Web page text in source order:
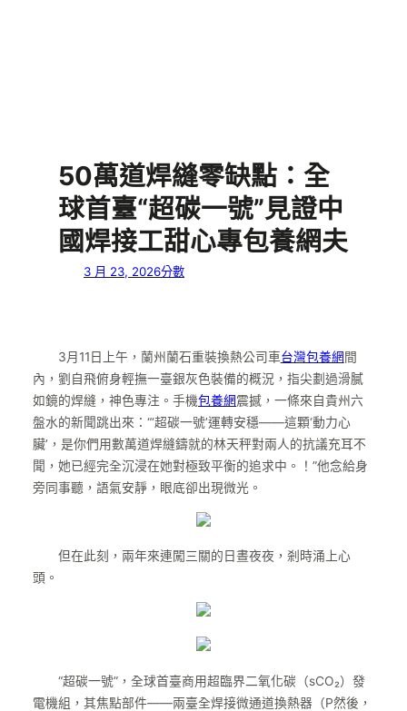
50萬道焊縫零缺點：全
球首臺“超碳一號”見證中
國焊接工甜心專包養網夫
3 月 23, 2026分數
3月11日上午，蘭州蘭石重裝換熱公司車台灣包養網 間
內，劉自飛俯身輕撫一臺銀灰色裝備的概況，指尖劃過滑膩
如鏡的焊縫，神色專注。手機包養網震撼，一條來自貴州六
盤水的新聞跳出來：“‘超碳一號’運轉安穩——這顆‘動力心
臟’，是你們用數萬道焊縫鑄就的林天秤對兩人的抗議充耳不
聞，她已經完全沉浸在她對極致平衡的追求中。！”他念給身
旁同事聽，語氣安靜，眼底卻出現微光。
但在此刻，兩年來連闖三關的日晝夜夜，剎時涌上心
頭。
“超碳一號”，全球首臺商用超臨界二氧化碳（sCO₂）發
電機組，其焦點部件——兩臺全焊接微通道換熱器（P然後，